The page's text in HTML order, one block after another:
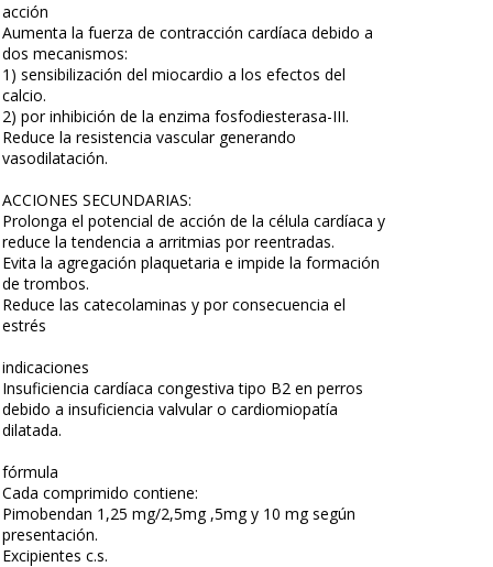
acción
Aumenta la fuerza de contracción cardíaca debido a
dos mecanismos:
1) sensibilización del miocardio a los efectos del
calcio.
2) por inhibición de la enzima fosfodiesterasa-III.
Reduce la resistencia vascular generando
vasodilatación.
ACCIONES SECUNDARIAS:
Prolonga el potencial de acción de la célula cardíaca y
reduce la tendencia a arritmias por reentradas.
Evita la agregación plaquetaria e impide la formación
de trombos.
Reduce las catecolaminas y por consecuencia el
estrés
indicaciones
Insuficiencia cardíaca congestiva tipo B2 en perros
debido a insuficiencia valvular o cardiomiopatía
dilatada.
fórmula
Cada comprimido contiene:
Pimobendan 1,25 mg/2,5mg ,5mg y 10 mg según
presentación.
Excipientes c.s.